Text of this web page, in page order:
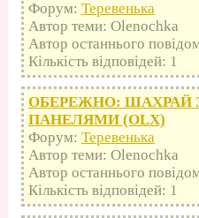
Форум: Теревенька
Автор теми: Olenochka
Автор останнього
Кількість відповідей: 1
ОБЕРЕЖНО: ШАХРАЙ
ПАНЕЛЯМИ (OLX)
Форум: Теревенька
Автор теми: Olenochka
Автор останнього
Кількість відповідей: 1